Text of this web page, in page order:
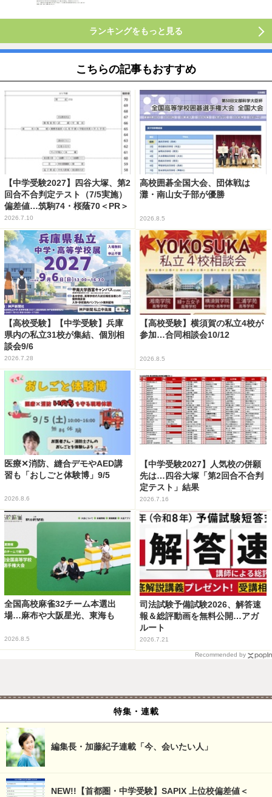
ランキングをもっと見る
こちらの記事もおすすめ
【中学受験2027】四谷大塚、第2
回合不合判定テスト（7/5実施）
偏差値…筑駒74・桜蔭70＜PR＞
2026.7.10
高校囲碁全国大会、団体戦は
灘・南山女子部が優勝
2026.8.5
【高校受験】【中学受験】兵庫
県内の私立31校が集結、個別相
談会9/6
2026.7.28
【高校受験】横須賀の私立4校が
参加…合同相談会10/12
2026.8.5
医療✕消防、縫合デモやAED講
習も「おしごと体験博」9/5
2026.8.6
【中学受験2027】人気校の併願
先は…四谷大塚「第2回合不合判
定テスト」結果
2026.7.16
全国高校麻雀32チーム本選出
場…麻布や大阪星光、東海も
2026.8.5
司法試験予備試験2026、解答速
報＆総評動画を無料公開…アガ
ルート
2026.7.21
Recommended by
特集・連載
編集長・加藤紀子連載「今、会いたい人」
NEW!!【首都圏・中学受験】SAPIX 上位校偏差値＜